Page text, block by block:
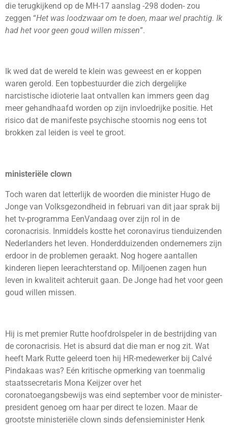
die terugkijkend op de MH-17 aanslag -298 doden- zou
zeggen “Het was loodzwaar om te doen, maar wel prachtig. Ik
had het voor geen goud willen missen”.
Ik wed dat de wereld te klein was geweest en er koppen
waren gerold. Een topbestuurder die zich dergelijke
narcistische idioterie laat ontvallen kan immers geen dag
meer gehandhaafd worden op zijn invloedrijke positie. Het
risico dat de manifeste psychische stoornis nog eens tot
brokken zal leiden is veel te groot.
ministeriële clown
Toch waren dat letterlijk de woorden die minister Hugo de
Jonge van Volksgezondheid in februari van dit jaar sprak bij
het tv-programma EenVandaag over zijn rol in de
coronacrisis. Inmiddels kostte het coronavirus tienduizenden
Nederlanders het leven. Honderdduizenden ondernemers zijn
erdoor in de problemen geraakt. Nog hogere aantallen
kinderen liepen leerachterstand op. Miljoenen zagen hun
leven in kwaliteit achteruit gaan. De Jonge had het voor geen
goud willen missen.
Hij is met premier Rutte hoofdrolspeler in de bestrijding van
de coronacrisis. Het is absurd dat die man er nog zit. Wat
heeft Mark Rutte geleerd toen hij HR-medewerker bij Calvé
Pindakaas was? Eén kritische opmerking van toenmalig
staatssecretaris Mona Keijzer over het
coronatoegangsbewijs was eind september voor de minister-
president genoeg om haar per direct te lozen. Maar de
grootste ministeriële clown sinds defensieminister Henk